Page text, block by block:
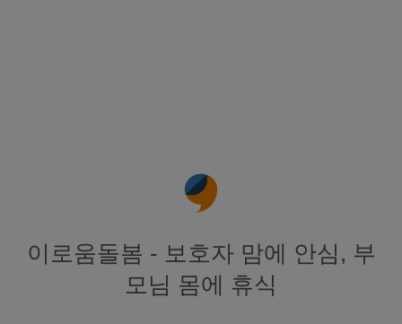
이로움돌봄 - 보호자 맘에 안심, 부
모님 몸에 휴식